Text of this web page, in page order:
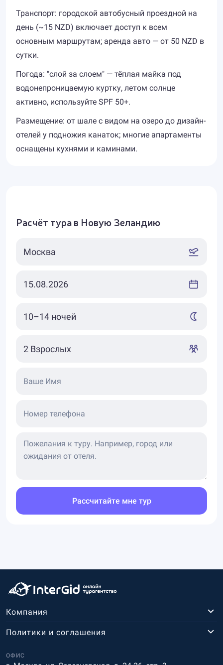
Транспорт: городской автобусный проездной на
день (~15 NZD) включает доступ к всем
основным маршрутам; аренда авто — от 50 NZD в
сутки.
Погода: "слой за слоем" — тёплая майка под
водонепроницаемую куртку, летом солнце
активно, используйте SPF 50+.
Размещение: от шале с видом на озеро до дизайн-
отелей у подножия канаток; многие апартаменты
оснащены кухнями и каминами.
Расчёт тура в Новую Зеландию
Ваше Имя
Номер телефона
Рассчитайте мне тур
Компания
ОФИС
Политики и соглашения